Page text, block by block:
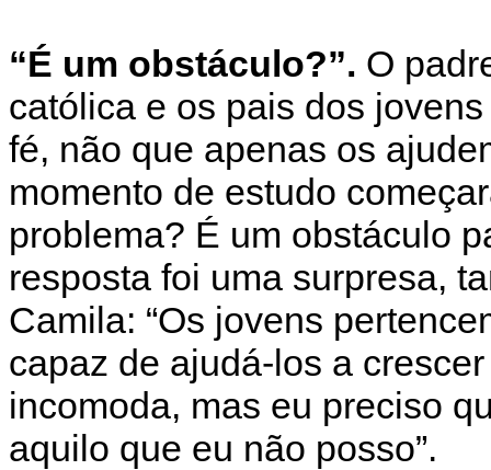
“É um obstáculo?”. O
católica e os pais dos
fé, não que apenas os
momento de estudo
problema? É um obstáculo
resposta foi uma surpresa,
Camila: “Os jovens
capaz de ajudá-los a
incomoda, mas eu preciso
aquilo que eu não posso”.